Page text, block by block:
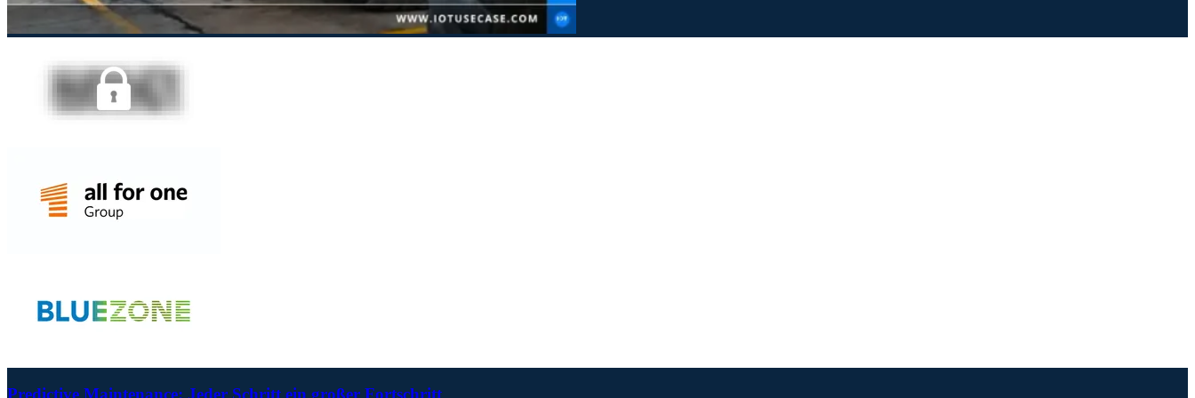
Predictive Maintenance: Jeder Schritt ein großer Fortschritt